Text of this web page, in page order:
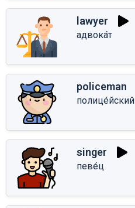
lawyer
адвока́т
policeman
полице́йский
singer
певе́ц